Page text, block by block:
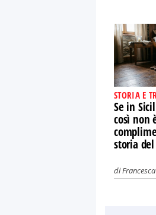
STORIA E
Se in
così non
storia
di